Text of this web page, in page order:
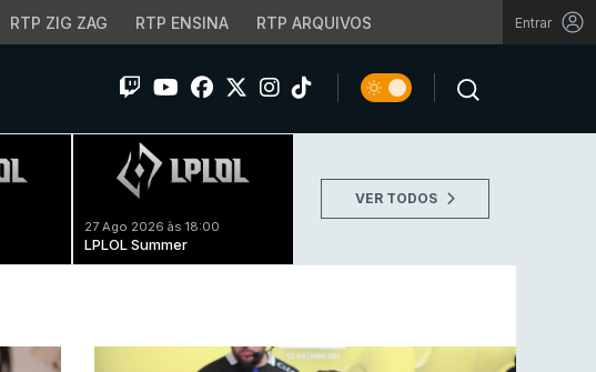
RTP ZIG ZAG RTP ENSINA RTP ARQUIVOS Entrar
27 Ago 2026 às 18:00
LPLOL Summer
VER TODOS